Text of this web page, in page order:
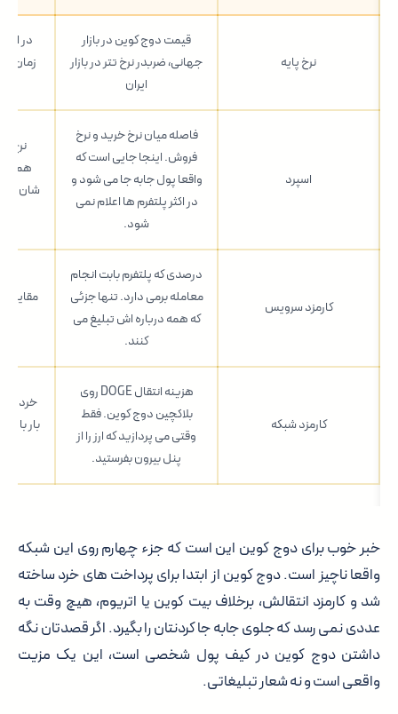
نرخ پایه
قیمت دوج کوین در بازار
جهانی، ضربدر نرخ تتر در بازار
ایران
در
زمان
اسپرد
فاصله میان نرخ خرید و نرخ
فروش. اینجا جایی است که
واقعا پول جابه جا می شود و
در اکثر پلتفرم ها اعلام نمی
شود.
نرخ
شان
کارمزد سرویس
درصدی که پلتفرم بابت انجام
معامله برمی دارد. تنها جزئی
که همه درباره اش تبلیغ می
کنند.
مقایسه
کارمزد شبکه
هزینه انتقال DOGE روی
بلاکچین دوج کوین. فقط
وقتی می پردازید که ارز را از
پنل بیرون بفرستید.
خرد
بار با
خبر خوب برای دوج کوین این است که جزء چهارم روی این شبکه
واقعا ناچیز است. دوج کوین از ابتدا برای پرداخت های خرد ساخته
شد و کارمزد انتقالش، برخلاف بیت کوین یا اتریوم، هیچ وقت به
عددی نمی رسد که جلوی جابه جا کردنتان را بگیرد. اگر قصدتان نگه
داشتن دوج کوین در کیف پول شخصی است، این یک مزیت
واقعی است و نه شعار تبلیغاتی.